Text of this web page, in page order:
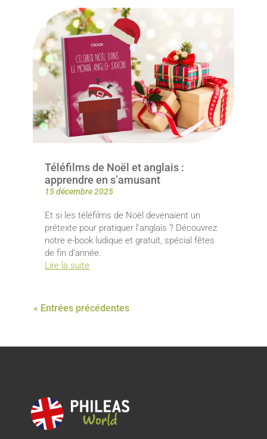
Téléfilms de Noël et anglais :
apprendre en s’amusant
15 décembre 2025
Et si les téléfilms de Noël devenaient un
prétexte pour pratiquer l’anglais ? Découvrez
notre e-book ludique et gratuit, spécial fêtes
de fin d’année.
Lire la suite
« Entrées précédentes